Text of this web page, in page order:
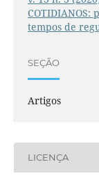
COTIDIANOS:
tempos de
SEÇÃO
Artigos
LICENÇA